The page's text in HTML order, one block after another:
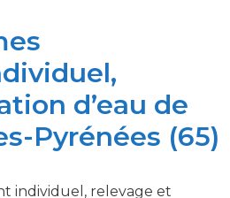
d’eau de
Pyrénées (65)
individuel, relevage et